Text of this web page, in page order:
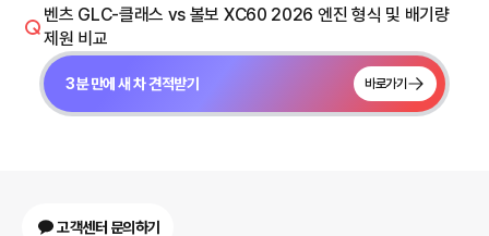
벤츠 GLC-클래스 vs 볼보 XC60 2026 엔진 형식 및 배기량
제원 비교
3분 만에 새 차 견적받기 바로가기
고객센터 문의하기